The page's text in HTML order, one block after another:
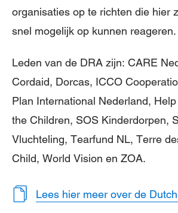
organisaties op te richten die hier
snel mogelijk op kunnen reageren.
Leden van de DRA zijn: CARE
Cordaid, Dorcas, ICCO
Plan International Nederland,
the Children, SOS Kinderdorpen,
Vluchteling, Tearfund NL, Terre
Child, World Vision en ZOA.
Lees hier meer over de